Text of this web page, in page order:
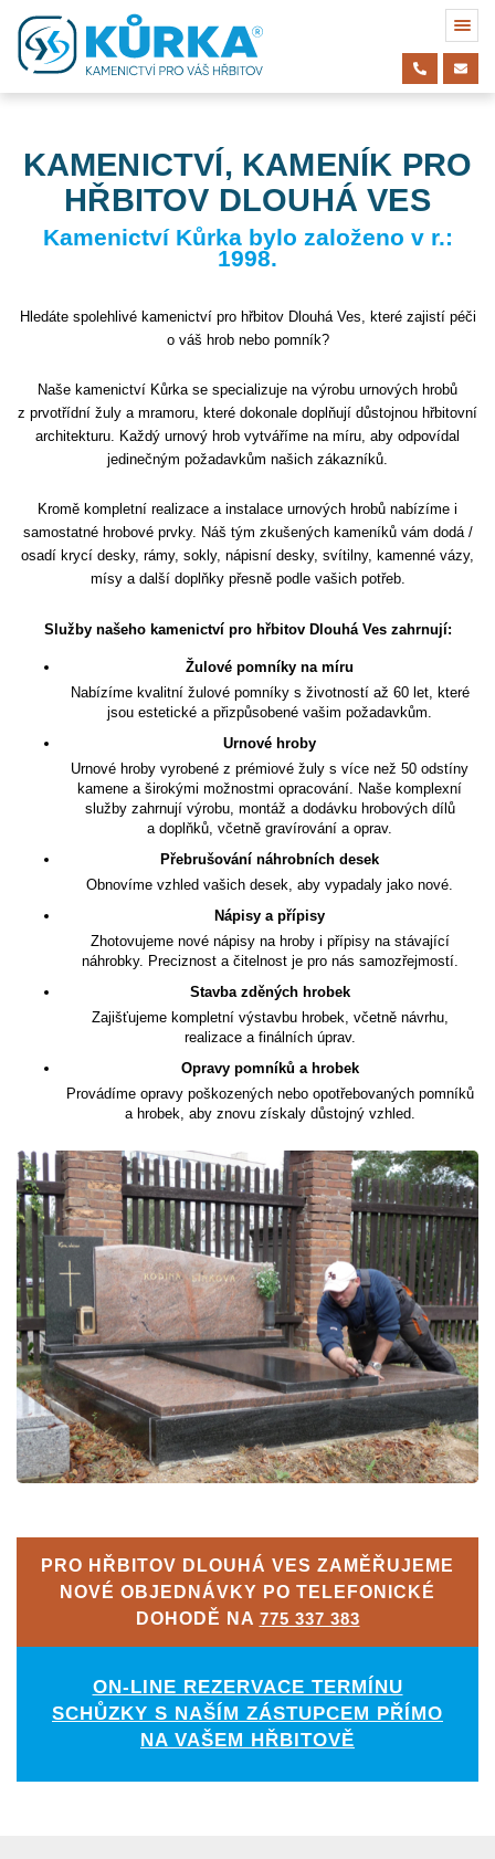
KAMENICTVÍ, KAMENÍK PRO
HŘBITOV DLOUHÁ VES
Kamenictví Kůrka bylo založeno v r.:
1998.
Hledáte spolehlivé kamenictví pro hřbitov Dlouhá Ves, které zajistí péči
o váš hrob nebo pomník?
Naše kamenictví Kůrka se specializuje na výrobu urnových hrobů
z prvotřídní žuly a mramoru, které dokonale doplňují důstojnou hřbitovní
architekturu. Každý urnový hrob vytváříme na míru, aby odpovídal
jedinečným požadavkům našich zákazníků.
Kromě kompletní realizace a instalace urnových hrobů nabízíme i
samostatné hrobové prvky. Náš tým zkušených kameníků vám dodá /
osadí krycí desky, rámy, sokly, nápisní desky, svítilny, kamenné vázy,
mísy a další doplňky přesně podle vašich potřeb.
Služby našeho kamenictví pro hřbitov Dlouhá Ves zahrnují:
Žulové pomníky na míru
Nabízíme kvalitní žulové pomníky s životností až 60 let, které
jsou estetické a přizpůsobené vašim požadavkům.
Urnové hroby
Urnové hroby vyrobené z prémiové žuly s více než 50 odstíny
kamene a širokými možnostmi opracování. Naše komplexní
služby zahrnují výrobu, montáž a dodávku hrobových dílů
a doplňků, včetně gravírování a oprav.
Přebrušování náhrobních desek
Obnovíme vzhled vašich desek, aby vypadaly jako nové.
Nápisy a přípisy
Zhotovujeme nové nápisy na hroby i přípisy na stávající
náhrobky. Preciznost a čitelnost je pro nás samozřejmostí.
Stavba zděných hrobek
Zajišťujeme kompletní výstavbu hrobek, včetně návrhu,
realizace a finálních úprav.
Opravy pomníků a hrobek
Provádíme opravy poškozených nebo opotřebovaných pomníků
a hrobek, aby znovu získaly důstojný vzhled.
PRO HŘBITOV DLOUHÁ VES ZAMĚŘUJEME
NOVÉ OBJEDNÁVKY PO TELEFONICKÉ
DOHODĚ NA 775 337 383
ON-LINE REZERVACE TERMÍNU
SCHŮZKY S NAŠÍM ZÁSTUPCEM PŘÍMO
NA VAŠEM HŘBITOVĚ